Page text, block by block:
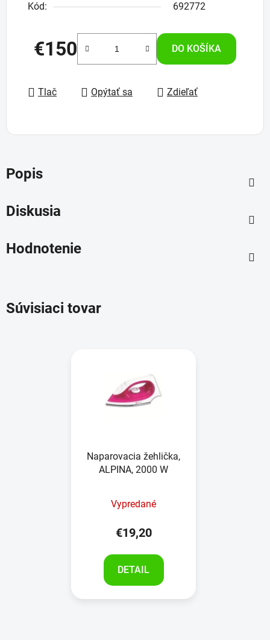
Kód:
692772
€150
Jednotková cena:
DO KOŠÍKA
Tlač Opýtať sa Zdieľať
Popis
Diskusia
Hodnotenie
Súvisiaci tovar
Naparovacia žehlička,
ALPINA, 2000 W
Vypredané
€19,20
DETAIL